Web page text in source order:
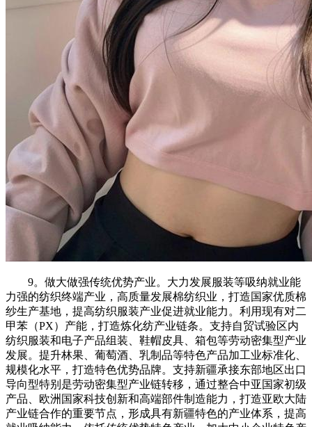
9。做大做强传统优势产业。大力发展服装等吸纳就业能
力强的纺织终端产业，高质量发展棉纺织业，打造国家优质棉
纱生产基地，提高纺织服装产业促进就业能力。利用现有对二
甲苯（PX）产能，打造炼化纺产业链条。支持自贸试验区内
纺织服装和电子产品组装、鞋帽皮具、箱包等劳动密集型产业
发展。提升林果、葡萄酒、乳制品等特色产品加工业标准化、
规模化水平，打造特色优势品牌。支持新疆承接东部地区出口
导向型特别是劳动密集型产业链转移，通过整合中亚国家初级
产品、欧洲国家科技创新和高端部件制造能力，打造亚欧大陆
产业链合作的重要节点，形成具有新疆特色的产业体系，提高